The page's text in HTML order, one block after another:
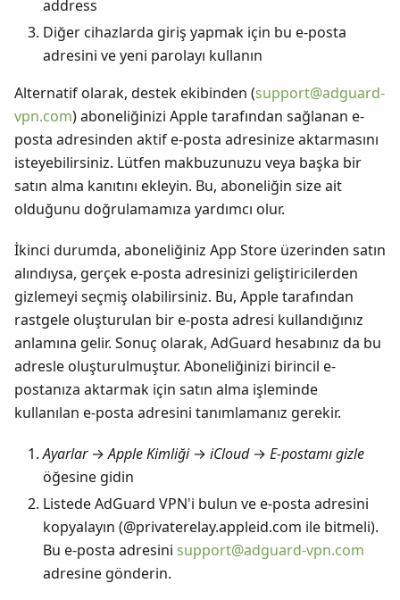
address
Diğer cihazlarda giriş yapmak için bu e-posta
adresini ve yeni parolayı kullanın
Alternatif olarak, destek ekibinden (support@adguard-
vpn.com) aboneliğinizi Apple tarafından sağlanan e-
posta adresinden aktif e-posta adresinize aktarmasını
isteyebilirsiniz. Lütfen makbuzunuzu veya başka bir
satın alma kanıtını ekleyin. Bu, aboneliğin size ait
olduğunu doğrulamamıza yardımcı olur.
İkinci durumda, aboneliğiniz App Store üzerinden satın
alındıysa, gerçek e-posta adresinizi geliştiricilerden
gizlemeyi seçmiş olabilirsiniz. Bu, Apple tarafından
rastgele oluşturulan bir e-posta adresi kullandığınız
anlamına gelir. Sonuç olarak, AdGuard hesabınız da bu
adresle oluşturulmuştur. Aboneliğinizi birincil e-
postanıza aktarmak için satın alma işleminde
kullanılan e-posta adresini tanımlamanız gerekir.
Ayarlar→Apple Kimliği→ iCloud→ E-postamı gizle
öğesine gidin
Listede AdGuard VPN'i bulun ve e-posta adresini
kopyalayın (@privaterelay.appleid.com ile bitmeli).
Bu e-posta adresini support@adguard-vpn.com
adresine gönderin.